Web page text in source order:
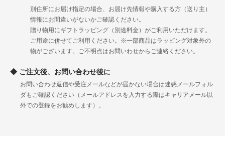
別住所にお届け指定の場合、お届け先情報や購入する方（送り主）
情報にお間違いがないかご確認ください。
贈り物用にギフトラッピング（別途料金）がご利用いただけます。
ご用途に併せてご利用ください。※一部商品はラッピング対象外の
物がございます。ご不明点はお問いわせからご連絡ください。
ご注文後、お問い合わせ後に
お問い合わせ返信や受注メールなどが届かない場合は迷惑メールフォル
ダもご確認ください（メールアドレスを入力する際はキャリアメール以
外での登録をお勧めします）。